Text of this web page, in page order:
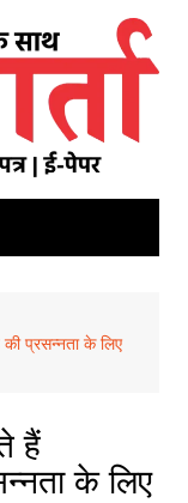
प्रसन्नता के लिए
हैं
के लिए